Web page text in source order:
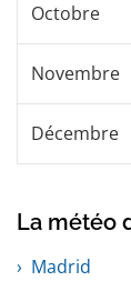
Octobre
Novembre
Décembre
La météo
Madrid